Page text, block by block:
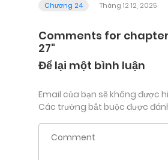
Chương 24
Tháng 12 12, 2025
Comments for
27"
Để lại một bình luận
Email của bạn sẽ không được
Các trường bắt buộc được